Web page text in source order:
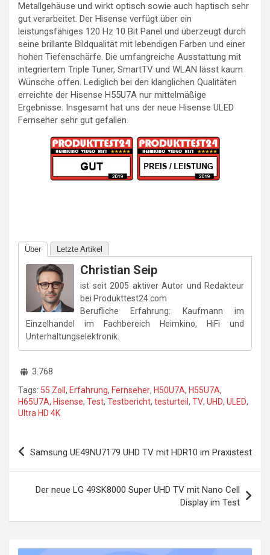
Metallgehäuse und wirkt optisch sowie auch haptisch sehr
gut verarbeitet. Der Hisense verfügt über ein
leistungsfähiges 120 Hz 10 Bit Panel und überzeugt durch
seine brillante Bildqualität mit lebendigen Farben und einer
hohen Tiefenschärfe. Die umfangreiche Ausstattung mit
integriertem Triple Tuner, SmartTV und WLAN lässt kaum
Wünsche offen. Lediglich bei den klanglichen Qualitäten
erreichte der Hisense H55U7A nur mittelmäßige
Ergebnisse. Insgesamt hat uns der neue Hisense ULED
Fernseher sehr gut gefallen.
Über Letzte Artikel
Christian Seip
ist seit 2005 aktiver Autor und Redakteur
bei Produkttest24.com
Berufliche Erfahrung: Kaufmann im
Einzelhandel im Fachbereich Heimkino, HiFi und
Unterhaltungselektronik.
3.768
Tags: 55 Zoll, Erfahrung, Fernseher, H50U7A, H55U7A,
H65U7A, Hisense, Test, Testbericht, testurteil, TV, UHD, ULED,
Ultra HD 4K
Beitragsnavigation
Samsung UE49NU7179 UHD TV mit HDR10 im Praxistest
Der neue LG 49SK8000 Super UHD TV mit Nano Cell
Display im Test